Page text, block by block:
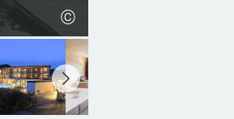
©
©
©
©
©
©
©
©
©
©
©
©
©
©
©